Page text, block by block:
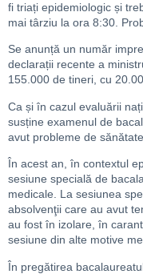
fi triați epidemiologic și
mai târziu la ora 8:30.
Se anunță un număr
declarații recente a
155.000 de tineri, cu
Ca și în cazul evaluării
susține examenul de
avut probleme de
În acest an, în contextul
sesiune specială de
medicale. La sesiunea
absolvenţii care au avut
au fost în izolare, în
sesiune din alte motive
În pregătirea